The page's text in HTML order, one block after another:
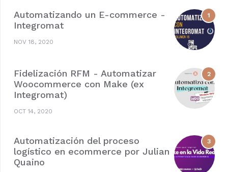
Automatizando un E-commerce -
Integromat
NOV 18, 2020
Fidelización RFM - Automatizar
Woocommerce con Make (ex
Integromat)
OCT 14, 2020
Automatización del proceso
logístico en ecommerce por Julian
Quaino